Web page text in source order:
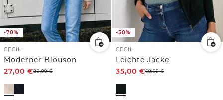
-70%
CECIL
Moderner Blouson
27,00 €89,99€
-50%
CECIL
Leichte Jacke
35,00 €69,99€